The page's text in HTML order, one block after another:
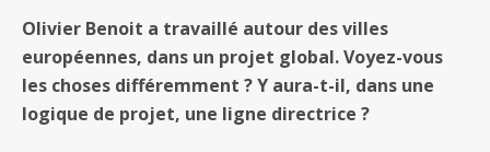
Olivier Benoit a travaillé autour des villes
européennes, dans un projet global. Voyez-vous
les choses différemment ? Y aura-t-il, dans une
logique de projet, une ligne directrice ?